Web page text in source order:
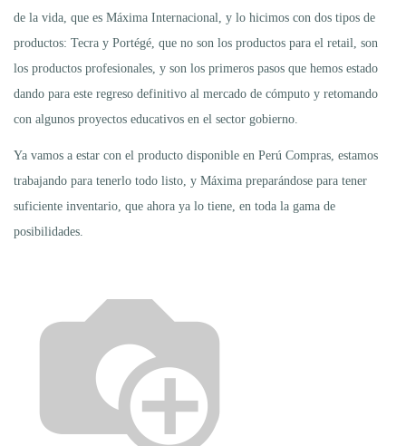
de la vida, que es Máxima Internacional, y lo hicimos con dos tipos de
productos: Tecra y Portégé, que no son los productos para el retail, son
los productos profesionales, y son los primeros pasos que hemos estado
dando para este regreso definitivo al mercado de cómputo y retomando
con algunos proyectos educativos en el sector gobierno.
Ya vamos a estar con el producto disponible en Perú Compras, estamos
trabajando para tenerlo todo listo, y Máxima preparándose para tener
suficiente inventario, que ahora ya lo tiene, en toda la gama de
posibilidades.